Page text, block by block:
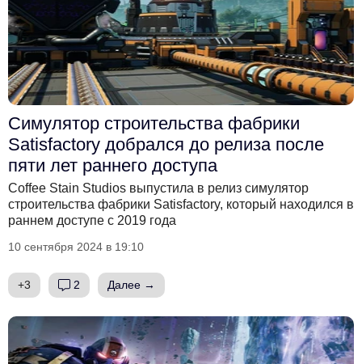
Симулятор строительства фабрики
Satisfactory добрался до релиза после
пяти лет раннего доступа
Coffee Stain Studios выпустила в релиз симулятор
строительства фабрики Satisfactory, который находился в
раннем доступе с 2019 года
10 сентября 2024 в 19:10
+3 2 Далее →